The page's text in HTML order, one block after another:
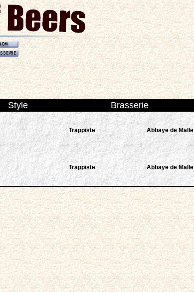
Style Brasserie
Trappiste Abbaye de Malle
Trappiste Abbaye de Malle